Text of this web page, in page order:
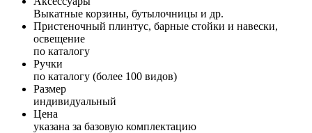
Выкатные корзины, бутылочницы и др.
Пристеночный плинтус, барные стойки и навески,
освещение
по каталогу
Ручки
по каталогу (более 100 видов)
Размер
индивидуальный
Цена
указана за базовую комплектацию